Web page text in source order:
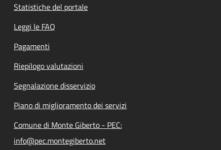
Statistiche del portale
Leggi le FAQ
Pagamenti
Riepilogo valutazioni
Segnalazione disservizio
Piano di miglioramento dei servizi
Comune di Monte Giberto - PEC:
info@pec.montegiberto.net